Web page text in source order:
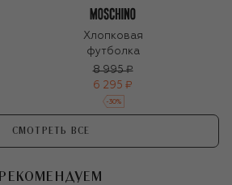
Хлопковая
футболка
8 995 ₽
6 295 ₽
-30%
СМОТРЕТЬ ВСЕ
РЕКОМЕНДУЕМ